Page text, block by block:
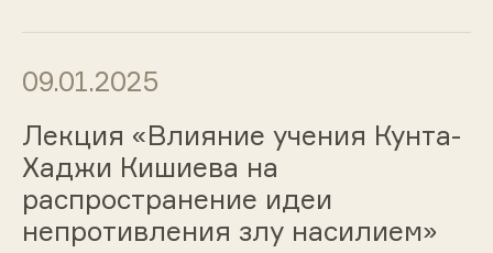
09.01.2025
Лекция «Влияние учения Кунта-
Хаджи Кишиева на
распространение идеи
непротивления злу насилием»